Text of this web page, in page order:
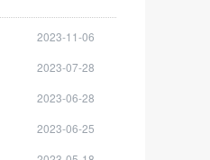
2023-11-06
2023-07-28
2023-06-28
2023-06-25